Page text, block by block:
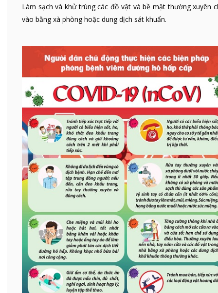
Làm sạch và khử trùng các đồ vật và bề mặt thường xuyên
vào bằng xà phòng hoặc dung dịch sát khuẩn.